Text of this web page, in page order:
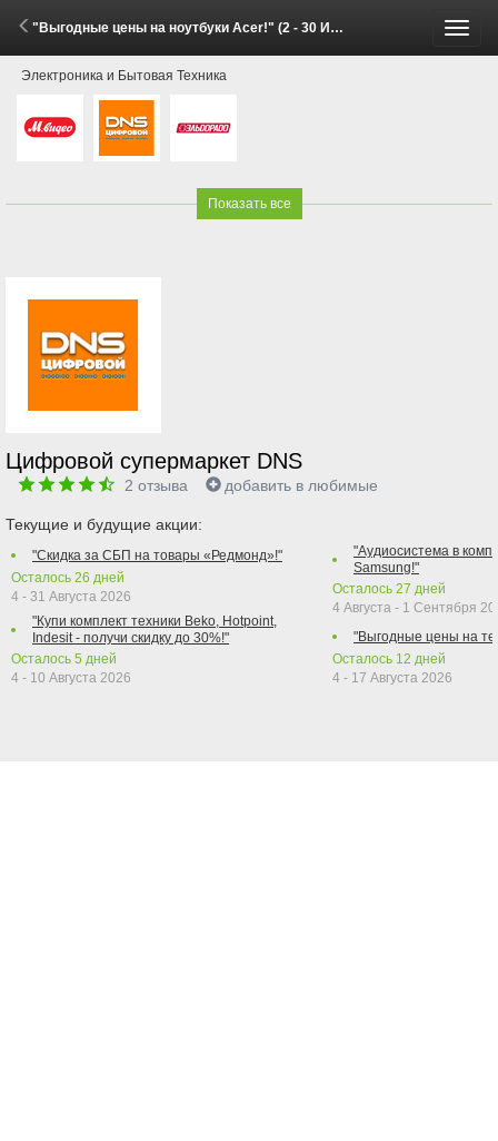
"Выгодные цены на ноутбуки Acer!" (2 - 30 Июня 2026)
Электроника и Бытовая Техника
Показать все
Цифровой супермаркет DNS
2 отзыва добавить в любимые
Текущие и будущие акции:
"Скидка за СБП на товары «Редмонд»!"
Осталось 26 дней
4 - 31 Августа 2026
"Купи комплект техники Beko, Hotpoint,
Indesit - получи скидку до 30%!"
Осталось 5 дней
4 - 10 Августа 2026
"Аудиосистема в
Samsung!"
Осталось 27 дней
4 Августа - 1 Сентября
"Выгодные цены на
Осталось 12 дней
4 - 17 Августа 2026